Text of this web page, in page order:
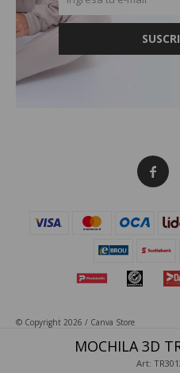
MOCHILA 3D
Art:

© Copyright 2026 / Canva Store